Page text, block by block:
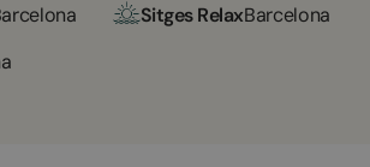
Sitges RelaxBarcelona